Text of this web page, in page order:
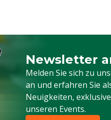
Newsletter
Melden Sie sich zu
an und erfahren Sie
Neuigkeiten,
unseren Events.
Melden Sie sich